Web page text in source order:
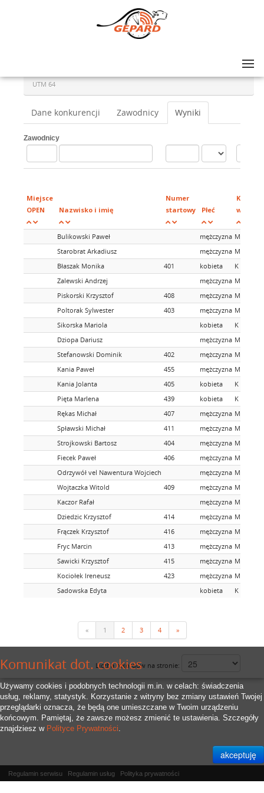
Komunikat dot. cookies
Używamy cookies i podobnych technologii m.in. w celach: świadczenia
usług, reklamy, statystyk. Korzystanie z witryny bez zmiany ustawień Twojej
przeglądarki oznacza, że będą one umieszczane w Twoim urządzeniu
końcowym. Pamiętaj, że zawsze możesz zmienić te ustawienia. Szczegóły
znajdziesz w Polityce Prywatności.
UTM 64
Dane konkurencji Zawodnicy Wyniki
Zawodnicy
Miejsce
OPEN
Nazwisko i imię
Numer
startowy
Płeć
Bulikowski Paweł mężczyzna M
Starobrat Arkadiusz
mężczyzna M
Błaszak Monika
401 kobieta
K
Zalewski Andrzej
mężczyzna M
Piskorski Krzysztof
408 mężczyzna M
Poltorak Sylwester
403 mężczyzna M
Sikorska Mariola
kobieta
K
Dziopa Dariusz
mężczyzna M
Stefanowski Dominik
402 mężczyzna M
Kania Paweł
455 mężczyzna M
Kania Jolanta
405 kobieta
K
Pięta Marlena
439 kobieta
K
Rękas Michał
407 mężczyzna M
Spławski Michał
411 mężczyzna M
Strojkowski Bartosz
404 mężczyzna M
Fiecek Paweł
406 mężczyzna M
Odrzywół vel Nawentura Wojciech
mężczyzna M
Wojtaczka Witold
409 mężczyzna M
Kaczor Rafał
mężczyzna M
Dziedzic Krzysztof
414 mężczyzna M
Frączek Krzysztof
416 mężczyzna M
Fryc Marcin
413 mężczyzna M
Sawicki Krzysztof
415 mężczyzna M
Kociołek Ireneusz
423 mężczyzna M
Sadowska Edyta
kobieta K
« 1 2 3 4 »
Liczba rekordów na stronie:
Regulamin serwisu Regulamin usług
Polityka prywatności